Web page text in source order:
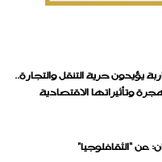
يؤيدون حرية التنقل والتجارة..
وتأثيراتها الاقتصادية
“الثقافلوجيا”